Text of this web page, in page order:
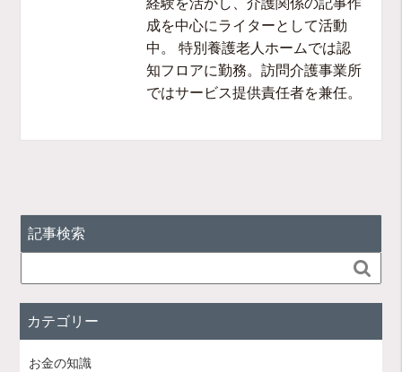
成を中心にライターとして活動
中。 特別養護老人ホームでは認
知フロアに勤務。訪問介護事業所
ではサービス提供責任者を兼任。
記事検索

カテゴリー
お金の知識